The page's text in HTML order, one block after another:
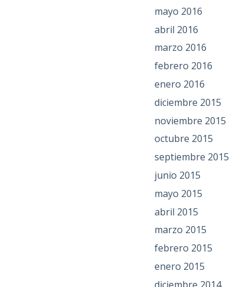
mayo 2016
abril 2016
marzo 2016
febrero 2016
enero 2016
diciembre 2015
noviembre 2015
octubre 2015
septiembre 2015
junio 2015
mayo 2015
abril 2015
marzo 2015
febrero 2015
enero 2015